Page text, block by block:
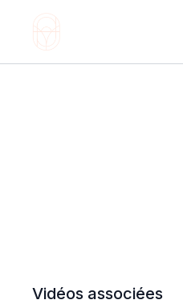
Vidéos associées